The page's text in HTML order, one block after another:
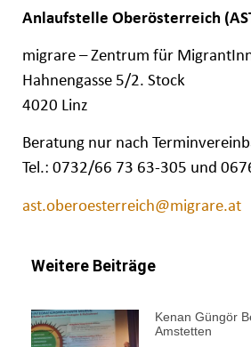
Anlaufstelle Oberösterreich
migrare – Zentrum für
Hahnengasse 5/2. Stock
4020 Linz
Beratung nur nach
Tel.: 0732/66 73 63-305 und
ast.oberoesterreich@migrare.at
Weitere Beiträge
Kenan Güngör
Amstetten